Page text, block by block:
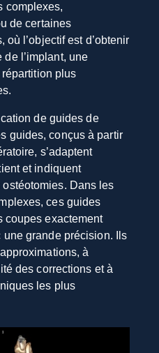
complexes,
de certaines
l’objectif est d’obtenir
l’implant, une
plus
de guides de
guides, conçus à partir
s’adaptent
et indiquent
ostéotomies. Dans les
ces guides
coupes exactement
grande précision. Ils
à
des corrections et à
les plus